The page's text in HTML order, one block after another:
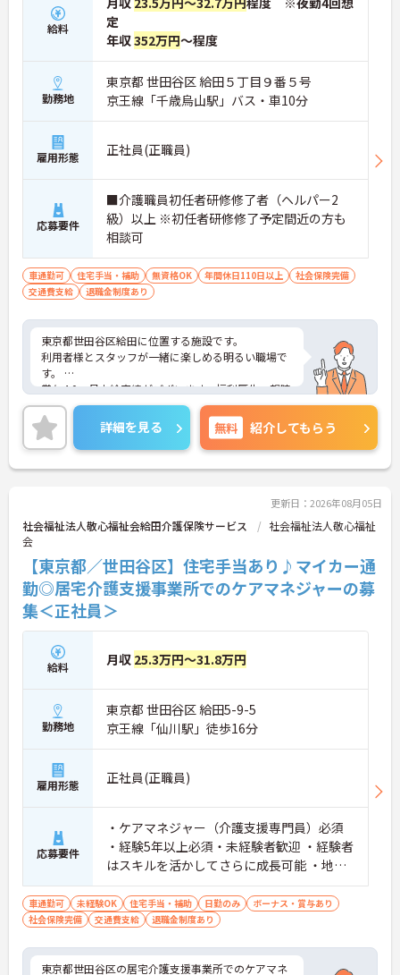
給料
定
年収352万円～程度
勤務地
東京都 世田谷区 給田５丁目９番５号
京王線「千歳烏山駅」バス・車10分
雇用形態 正社員(正職員)
応募要件
■介護職員初任者研修修了者（ヘルパー2
級）以上 ※初任者研修修了予定間近の方も
相談可
車通勤可 住宅手当・補助 無資格OK 年間休日110日以上
社会保険完備
交通費支給
退職金制度あり
東京都世田谷区給田に位置する施設です。
利用者様とスタッフが一緒に楽しめる明るい職場で
す。
賞与4.0ヶ月支給実績がございます。福利厚生・親睦
会・施設内外の研修等様々な取り組みをしており、
職員の育成に力を入れております。
定着率は非常に良く、勤続5年以上のスタッフが多
く在籍しています。
ご興味のある方は是非お気軽にお問い合わせくださ
詳細を見る 無料 紹介してもらう
更新日：2026年08月05日
社会福祉法人敬心福祉会給田介護保険サービス
社会福祉法人敬心福祉
会
【東京都／世田谷区】住宅手当あり♪マイカー通
勤◎居宅介護支援事業所でのケアマネジャーの募
集＜正社員＞
給料 月収 25.3万円～31.8万円
勤務地
東京都 世田谷区 給田5-9-5
京王線「仙川駅」徒歩16分
雇用形態 正社員(正職員)
応募要件
・ケアマネジャー（介護支援専門員）必須
・経験5年以上必須・未経験者歓迎 ・経験者
はスキルを活かしてさらに成長可能 ・地域
包括・居宅での経験があれば尚可
車通勤可 未経験OK 住宅手当・補助 日勤のみ
ボーナス・賞与あり
社会保険完備
交通費支給 退職金制度あり
東京都世田谷区の居宅介護支援事業所でのケアマネ